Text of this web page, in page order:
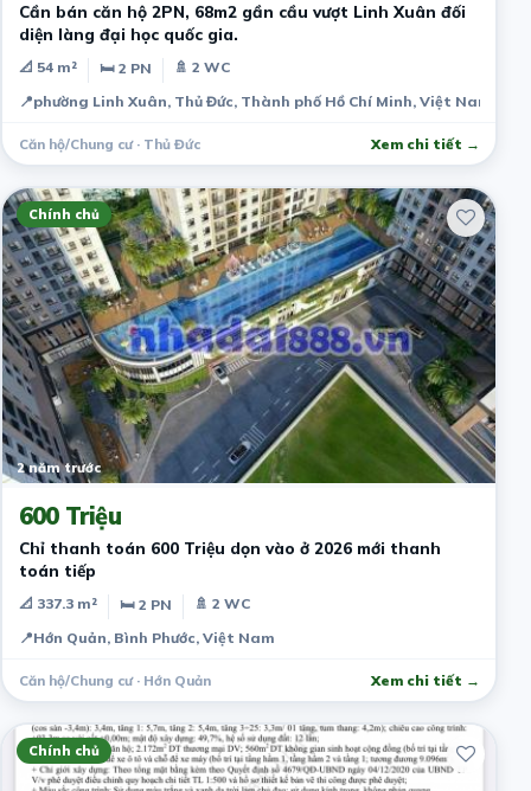
Cần bán căn hộ 2PN, 68m2 gần cầu vượt Linh Xuân đối
diện làng đại học quốc gia.
📐 54 m² 🛏 2 PN
🚿 2 WC
📍phường Linh Xuân, Thủ Đức, Thành phố Hồ Chí Minh, Việt Nam
Căn hộ/Chung cư · Thủ Đức Xem chi tiết →
Chính chủ
2 năm trước
600 Triệu
Chỉ thanh toán 600 Triệu dọn vào ở 2026 mới thanh
toán tiếp
📐 337.3 m² 🛏 2 PN
🚿 2 WC
📍Hớn Quản, Bình Phước, Việt Nam
Căn hộ/Chung cư · Hớn Quản Xem chi tiết →
Chính chủ